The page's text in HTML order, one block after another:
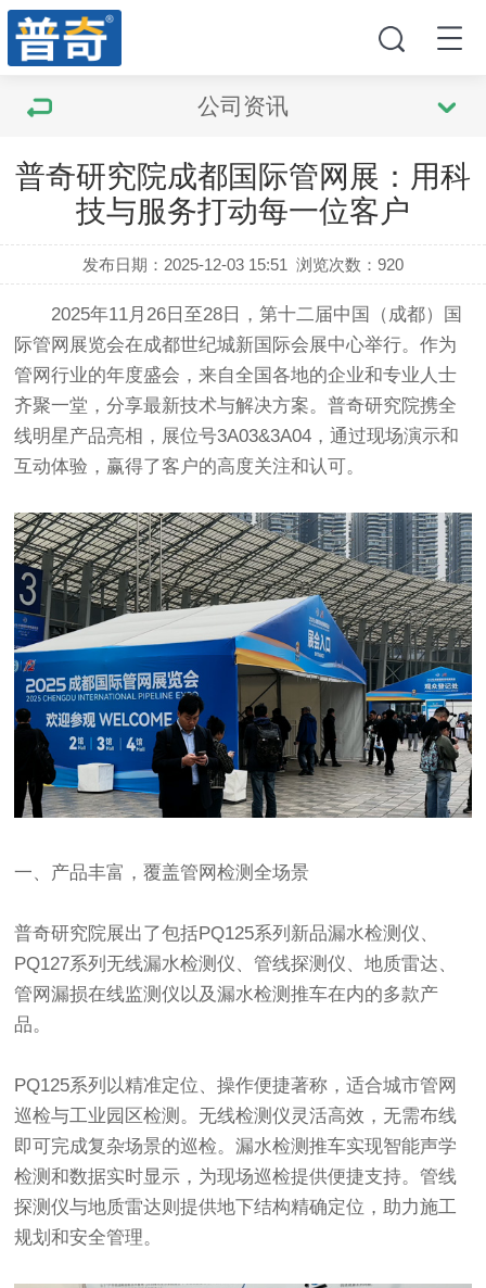
公司资讯
普奇研究院成都国际管网展：用科
技与服务打动每一位客户
发布日期：2025-12-03 15:51 浏览次数：920
2025年11月26日至28日，第十二届中国（成都）国
际管网展览会在成都世纪城新国际会展中心举行。作为
管网行业的年度盛会，来自全国各地的企业和专业人士
齐聚一堂，分享最新技术与解决方案。普奇研究院携全
线明星产品亮相，展位号3A03&3A04，通过现场演示和
互动体验，赢得了客户的高度关注和认可。
一、产品丰富，覆盖管网检测全场景
普奇研究院展出了包括PQ125系列新品漏水检测仪、
PQ127系列无线漏水检测仪、管线探测仪、地质雷达、
管网漏损在线监测仪以及漏水检测推车在内的多款产
品。
PQ125系列以精准定位、操作便捷著称，适合城市管网
巡检与工业园区检测。无线检测仪灵活高效，无需布线
即可完成复杂场景的巡检。漏水检测推车实现智能声学
检测和数据实时显示，为现场巡检提供便捷支持。管线
探测仪与地质雷达则提供地下结构精确定位，助力施工
规划和安全管理。